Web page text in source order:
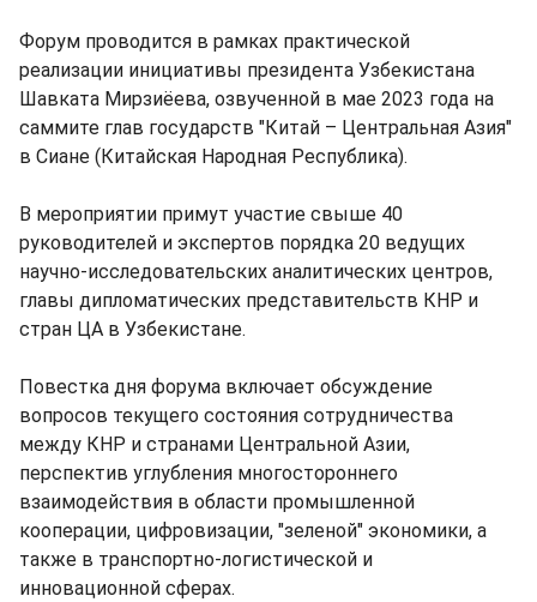
Форум проводится в рамках практической
реализации инициативы президента Узбекистана
Шавката Мирзиёева, озвученной в мае 2023 года на
саммите глав государств "Китай – Центральная Азия"
в Сиане (Китайская Народная Республика).
В мероприятии примут участие свыше 40
руководителей и экспертов порядка 20 ведущих
научно-исследовательских аналитических центров,
главы дипломатических представительств КНР и
стран ЦА в Узбекистане.
Повестка дня форума включает обсуждение
вопросов текущего состояния сотрудничества
между КНР и странами Центральной Азии,
перспектив углубления многостороннего
взаимодействия в области промышленной
кооперации, цифровизации, "зеленой" экономики, а
также в транспортно-логистической и
инновационной сферах.